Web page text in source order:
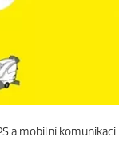
a mobilní komunikaci